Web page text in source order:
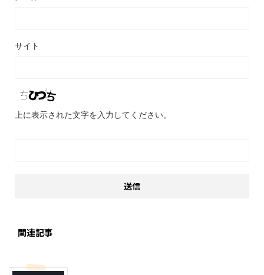
サイト
上に表示された文字を入力してください。
関連記事